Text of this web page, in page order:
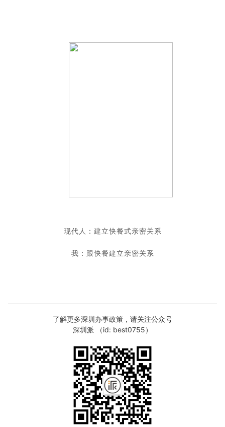
现代人：建立快餐式亲密关系
我：跟快餐建立亲密关系
了解更多深圳办事政策，请关注公众号
深圳派 （id: best0755）